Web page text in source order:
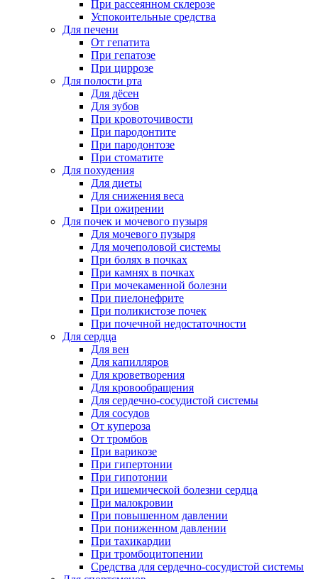
При рассеянном склерозе
Успокоительные средства
Для печени
От гепатита
При гепатозе
При циррозе
Для полости рта
Для дёсен
Для зубов
При кровоточивости
При пародонтите
При пародонтозе
При стоматите
Для похудения
Для диеты
Для снижения веса
При ожирении
Для почек и мочевого пузыря
Для мочевого пузыря
Для мочеполовой системы
При болях в почках
При камнях в почках
При мочекаменной болезни
При пиелонефрите
При поликистозе почек
При почечной недостаточности
Для сердца
Для вен
Для капилляров
Для кроветворения
Для кровообращения
Для сердечно-сосудистой системы
Для сосудов
От купероза
От тромбов
При варикозе
При гипертонии
При гипотонии
При ишемической болезни сердца
При малокровии
При повышенном давлении
При пониженном давлении
При тахикардии
При тромбоцитопении
Средства для сердечно-сосудистой системы